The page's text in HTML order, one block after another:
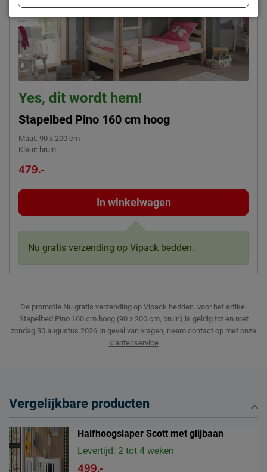
Yes, dit wordt hem!
Stapelbed Pino 160 cm hoog
Maat: 90 x 200 cm
Kleur: bruin
479.-
In winkelwagen
Nu gratis verzending op Vipack bedden.
De promotie Nu gratis verzending op Vipack bedden. voor het artikel
Stapelbed Pino 160 cm hoog (90 x 200 cm, bruin) is geldig tot en met
zondag 30 augustus 2026 In geval van vragen, neem contact op met onze
klantenservice
Vergelijkbare producten
Halfhoogslaper Scott met glijbaan
Levertijd: 2 tot 4 weken
499.-